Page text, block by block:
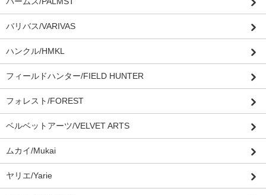
バリバス/VARIVAS
ハンクル/HMKL
フィールドハンター/FIELD HUNTER
フォレスト/FOREST
ベルベットアーツ/VELVET ARTS
ムカイ/Mukai
ヤリエ/Yarie